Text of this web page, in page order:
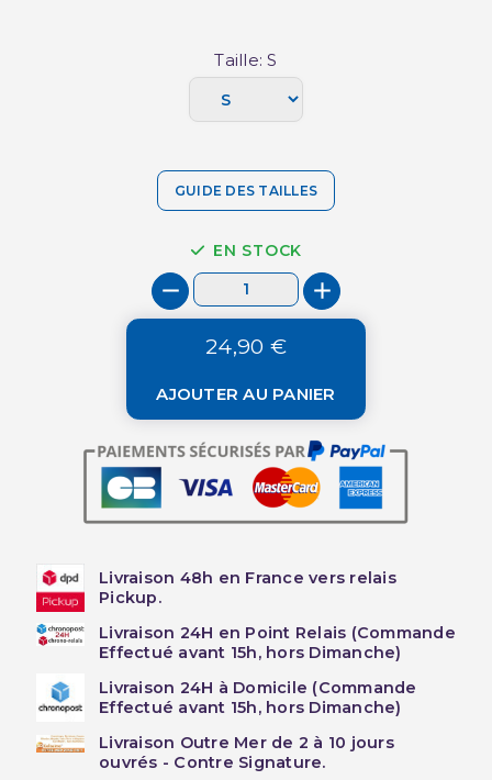
Taille: S
GUIDE DES TAILLES
EN STOCK
24,90 €
AJOUTER AU PANIER
Livraison 48h en France vers relais
Pickup.
Livraison 24H en Point Relais (Commande
Effectué avant 15h, hors Dimanche)
Livraison 24H à Domicile (Commande
Effectué avant 15h, hors Dimanche)
Livraison Outre Mer de 2 à 10 jours
ouvrés - Contre Signature.